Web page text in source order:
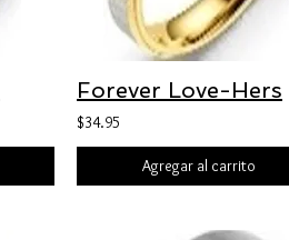
Forever Love-Hers
$34.95
Agregar al carrito